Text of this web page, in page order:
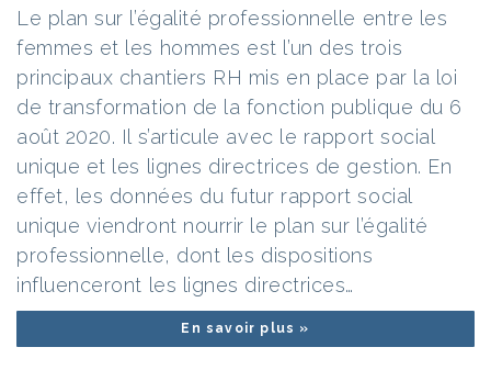
Le plan sur l’égalité professionnelle entre les
femmes et les hommes est l’un des trois
principaux chantiers RH mis en place par la loi
de transformation de la fonction publique du 6
août 2020. Il s’articule avec le rapport social
unique et les lignes directrices de gestion. En
effet, les données du futur rapport social
unique viendront nourrir le plan sur l’égalité
professionnelle, dont les dispositions
influenceront les lignes directrices…
En savoir plus »